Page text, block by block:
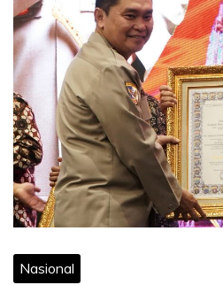
Nasional